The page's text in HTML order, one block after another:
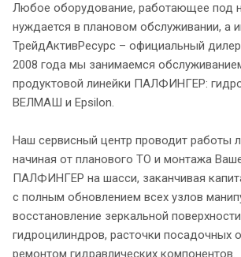
Любое оборудование, работающее под
нуждается в плановом обслуживании, а
ТрейдАктивРесурс – официальный
2008 года мы занимаемся
продуктовой линейки ПАЛФИНГЕР:
ВЕЛМАШ и Epsilon.
Наш сервисный центр проводит работы
начиная от планового ТО и монтажа
ПАЛФИНГЕР на шасси, заканчивая
с полным обновлением всех узлов
восстановление зеркальной
гидроцилиндров, расточки посадочных